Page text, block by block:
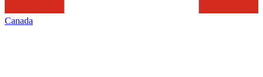
Canada